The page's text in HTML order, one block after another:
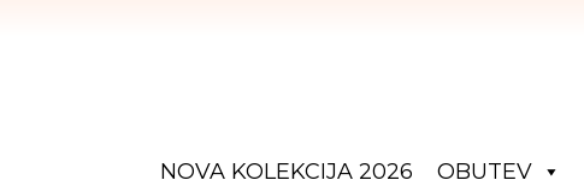
NOVA KOLEKCIJA 2026 OBUTEV